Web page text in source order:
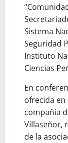
Sistema
Seguridad
Instituto
Ciencias
En
ofrecida en
compañía
Villaseñor,
de la